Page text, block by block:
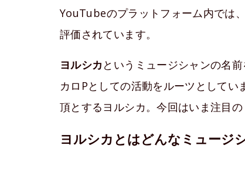
YouTubeのプラットフォーム内では
評価されています。
ヨルシカ というミュージシャンの名
カロPとしての活動をルーツとして
頂とするヨルシカ。今回はいま注目
ヨルシカとはどんなミュージ